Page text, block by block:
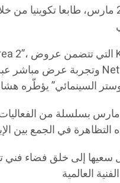
ويحمل اليوم الثاني، الجمعة
وتُختتم التظاهرة يوم الأحد 29